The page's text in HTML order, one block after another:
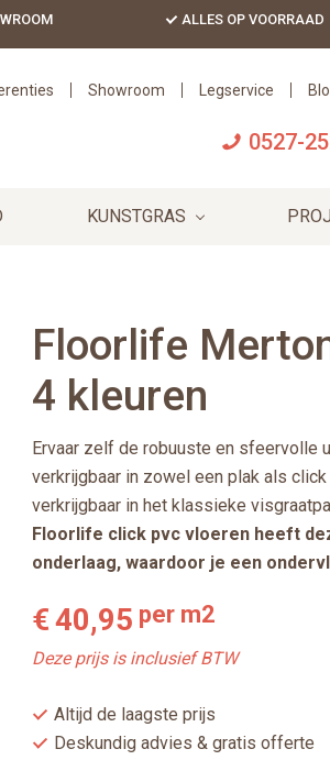
ALLES OP VOORRAAD
Showroom Legservice
0527-
KUNSTGRAS
Floorlife
4 kleuren
Ervaar zelf de robuuste en sfeervolle
verkrijgbaar in zowel een plak als
verkrijgbaar in het klassieke
Floorlife click pvc vloeren heeft
onderlaag, waardoor je een
€40,95 per m2
Deze prijs is inclusief BTW
Altijd de laagste prijs
Deskundig advies & gratis offerte